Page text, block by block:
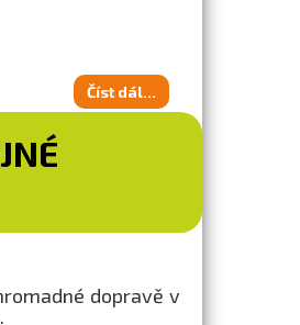
Číst dál...
dopravě v